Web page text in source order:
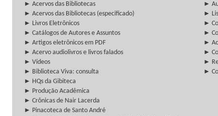
► Acervos das Bibliotecas
►
► Acervos das Bibliotecas (especificado)
►
► Livros Eletrônicos
►
► Catálogos de Autores e Assuntos
►
► Artigos eletrônicos em PDF
►
► Acervo audiolivros e livros falados
►
► Vídeos
►
► Biblioteca Viva: consulta
►
► HQs da Gibiteca
► Produção Acadêmica
► Crônicas de Nair Lacerda
► Pinacoteca de Santo André